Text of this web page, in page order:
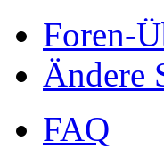
Foren-
Ändere
FAQ